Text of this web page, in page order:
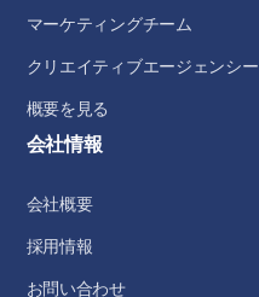
マーケティングチーム
クリエイティブエージェンシー
概要を見る
会社情報
会社概要
採用情報
お問い合わせ